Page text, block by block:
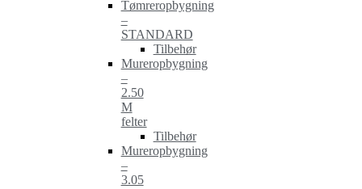
Tømreropbygning
–
STANDARD
Tilbehør
Mureropbygning
–
2.50
M
felter
Tilbehør
Mureropbygning
–
3.05